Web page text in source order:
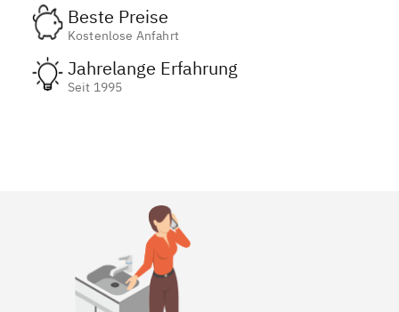
Beste Preise
Kostenlose Anfahrt
Jahrelange Erfahrung
Seit 1995